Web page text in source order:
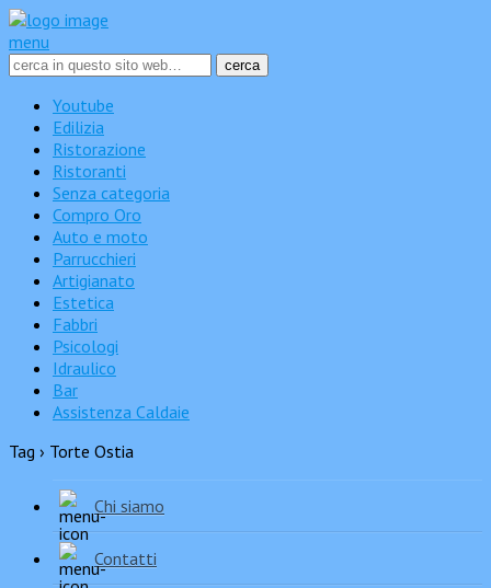
menu
Youtube
Edilizia
Ristorazione
Ristoranti
Senza categoria
Compro Oro
Auto e moto
Parrucchieri
Artigianato
Estetica
Fabbri
Psicologi
Idraulico
Bar
Assistenza Caldaie
Tag › Torte Ostia
Chi siamo
Contatti